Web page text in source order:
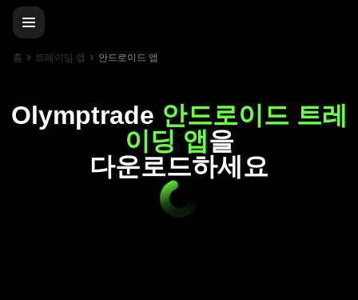
홈 트레이딩 앱 안드로이드 앱
Olymptrade 안드로이드 트레
이딩 앱을
다운로드하세요